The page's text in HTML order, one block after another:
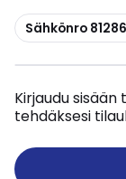
Kopioi
Sähkönro
Kirjaudu
tehdäksesi